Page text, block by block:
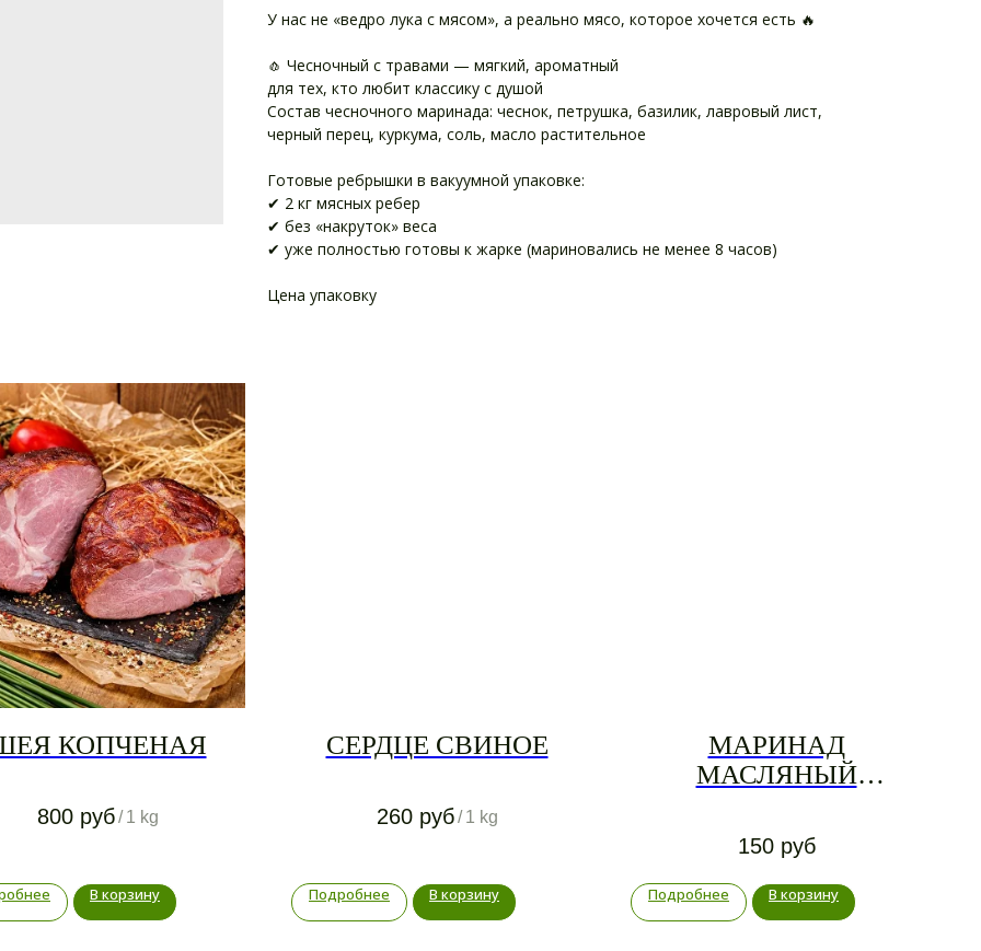
У нас не «ведро лука с мясом», а реально мясо, которое хочется есть 🔥
🧄 Чесночный с травами — мягкий, ароматный
для тех, кто любит классику с душой
Состав чесночного маринада: чеснок, петрушка, базилик, лавровый лист,
черный перец, куркума, соль, масло растительное
Готовые ребрышки в вакуумной упаковке:
✔ 2 кг мясных ребер
✔ без «накруток» веса
✔ уже полностью готовы к жарке (мариновались не менее 8 часов)
Цена упаковку
КОПЧЕНАЯ
800 руб / 1 kg
В корзину
СЕРДЦЕ СВИНОЕ
260 руб / 1 kg
Подробнее В корзину
МАРИНАД
МАСЛЯНЫЙ
150 руб
Подробнее В корзину